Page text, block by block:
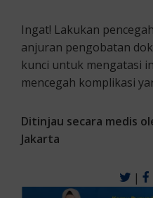
Ingat! Lakukan
anjuran pengobatan
kunci untuk mengatasi
mencegah komplikasi
Ditinjau secara medis
Jakarta
|